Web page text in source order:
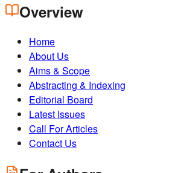
Overview
Home
About Us
Aims & Scope
Abstracting & Indexing
Editorial Board
Latest Issues
Call For Articles
Contact Us